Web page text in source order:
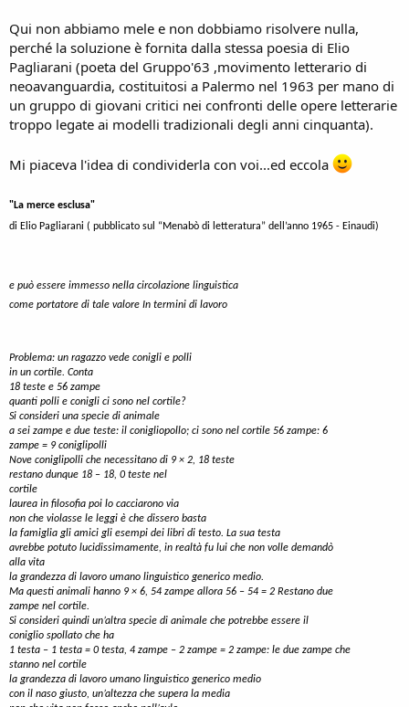
Qui non abbiamo mele e non dobbiamo risolvere nulla,
perché la soluzione è fornita dalla stessa poesia di Elio
Pagliarani (poeta del Gruppo'63 ,movimento letterario di
neoavanguardia, costituitosi a Palermo nel 1963 per mano di
un gruppo di giovani critici nei confronti delle opere letterarie
troppo legate ai modelli tradizionali degli anni cinquanta).
Mi piaceva l'idea di condividerla con voi...ed eccola
"La merce esclusa"
di Elio Pagliarani ( pubblicato sul “Menabò di letteratura” dell’anno 1965 - Einaudi)
e può essere immesso nella circolazione linguistica
come portatore di tale valore In termini di lavoro
Problema: un ragazzo vede conigli e polli
in un cortile. Conta
18 teste e 56 zampe
quanti polli e conigli ci sono nel cortile?
Si consideri una specie di animale
a sei zampe e due teste: il conigliopollo; ci sono nel cortile 56 zampe: 6
zampe = 9 coniglipolli
Nove coniglipolli che necessitano di 9 × 2, 18 teste
restano dunque 18 – 18, 0 teste nel
cortile
laurea in filosofia poi lo cacciarono via
non che violasse le leggi è che dissero basta
la famiglia gli amici gli esempi dei libri di testo. La sua testa
avrebbe potuto lucidissimamente, in realtà fu lui che non volle demandò
alla vita
la grandezza di lavoro umano linguistico generico medio.
Ma questi animali hanno 9 × 6, 54 zampe allora 56 – 54 = 2 Restano due
zampe nel cortile.
Si consideri quindi un’altra specie di animale che potrebbe essere il
coniglio spollato che ha
1 testa – 1 testa = 0 testa, 4 zampe – 2 zampe = 2 zampe: le due zampe che
stanno nel cortile
la grandezza di lavoro umano linguistico generico medio
con il naso giusto, un’altezza che supera la media